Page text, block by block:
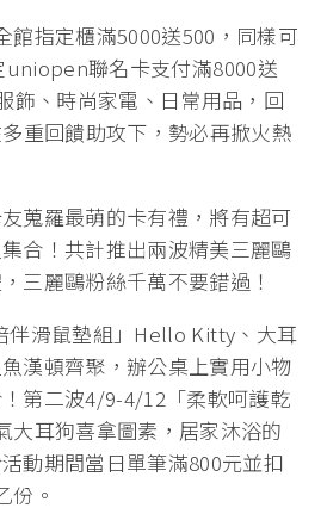
館指定櫃滿5000送500，同樣可
uniopen聯名卡支付滿8000送
飾、時尚家電、日常用品，回
重回饋助攻下，勢必再掀火熱
蒐羅最萌的卡有禮，將有超可
合！共計推出兩波精美三麗鷗
三麗鷗粉絲千萬不要錯過！
伴滑鼠墊組」Hello Kitty、大耳
漢頓齊聚，辦公桌上實用小物
第二波4/9-4/12「柔軟呵護乾
大耳狗喜拿圖素，居家沐浴的
動期間當日單筆滿800元並扣
份。